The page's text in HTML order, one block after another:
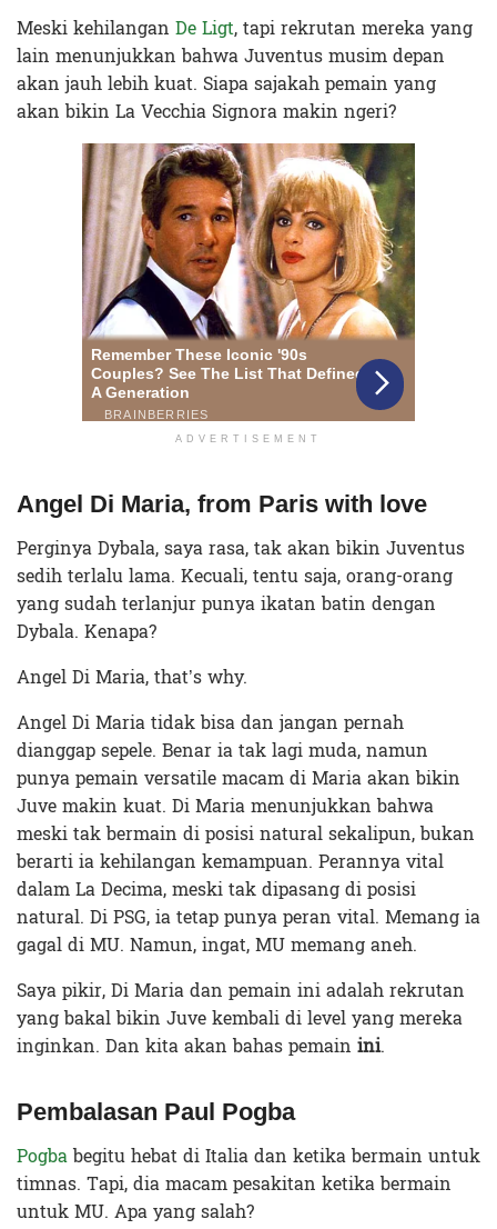
Meski kehilangan De Ligt, tapi rekrutan mereka yang
lain menunjukkan bahwa Juventus musim depan
akan jauh lebih kuat. Siapa sajakah pemain yang
akan bikin La Vecchia Signora makin ngeri?
ADVERTISEMENT
Angel Di Maria, from Paris with love
Perginya Dybala, saya rasa, tak akan bikin Juventus
sedih terlalu lama. Kecuali, tentu saja, orang-orang
yang sudah terlanjur punya ikatan batin dengan
Dybala. Kenapa?
Angel Di Maria, that’s why.
Angel Di Maria tidak bisa dan jangan pernah
dianggap sepele. Benar ia tak lagi muda, namun
punya pemain versatile macam di Maria akan bikin
Juve makin kuat. Di Maria menunjukkan bahwa
meski tak bermain di posisi natural sekalipun, bukan
berarti ia kehilangan kemampuan. Perannya vital
dalam La Decima, meski tak dipasang di posisi
natural. Di PSG, ia tetap punya peran vital. Memang ia
gagal di MU. Namun, ingat, MU memang aneh.
Saya pikir, Di Maria dan pemain ini adalah rekrutan
yang bakal bikin Juve kembali di level yang mereka
inginkan. Dan kita akan bahas pemain ini.
Pembalasan Paul Pogba
Pogbabegitu hebat di Italia dan ketika bermain untuk
timnas. Tapi, dia macam pesakitan ketika bermain
untuk MU. Apa yang salah?